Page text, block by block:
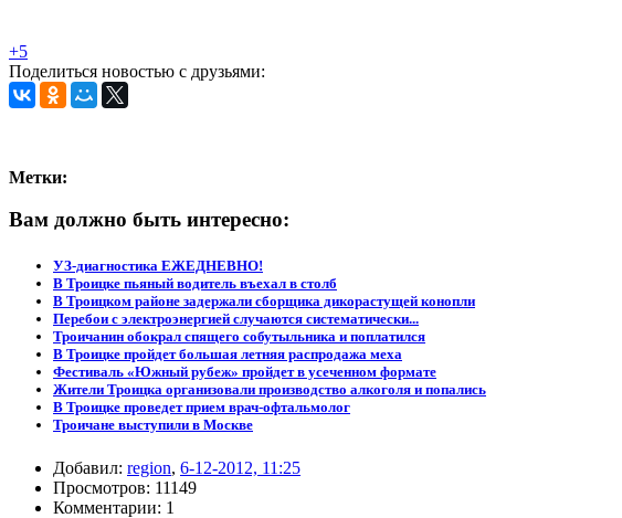
+5
Поделиться новостью с друзьями:
Метки:
Вам должно быть интересно:
УЗ-диагностика ЕЖЕДНЕВНО!
В Троицке пьяный водитель въехал в столб
В Троицком районе задержали сборщика дикорастущей конопли
Перебои с электроэнергией случаются систематически...
Троичанин обокрал спящего собутыльника и поплатился
В Троицке пройдет большая летняя распродажа меха
Фестиваль «Южный рубеж» пройдет в усеченном формате
Жители Троицка организовали производство алкоголя и попались
В Троицке проведет прием врач-офтальмолог
Троичане выступили в Москве
Добавил: region, 6-12-2012, 11:25
Просмотров: 11149
Комментарии: 1